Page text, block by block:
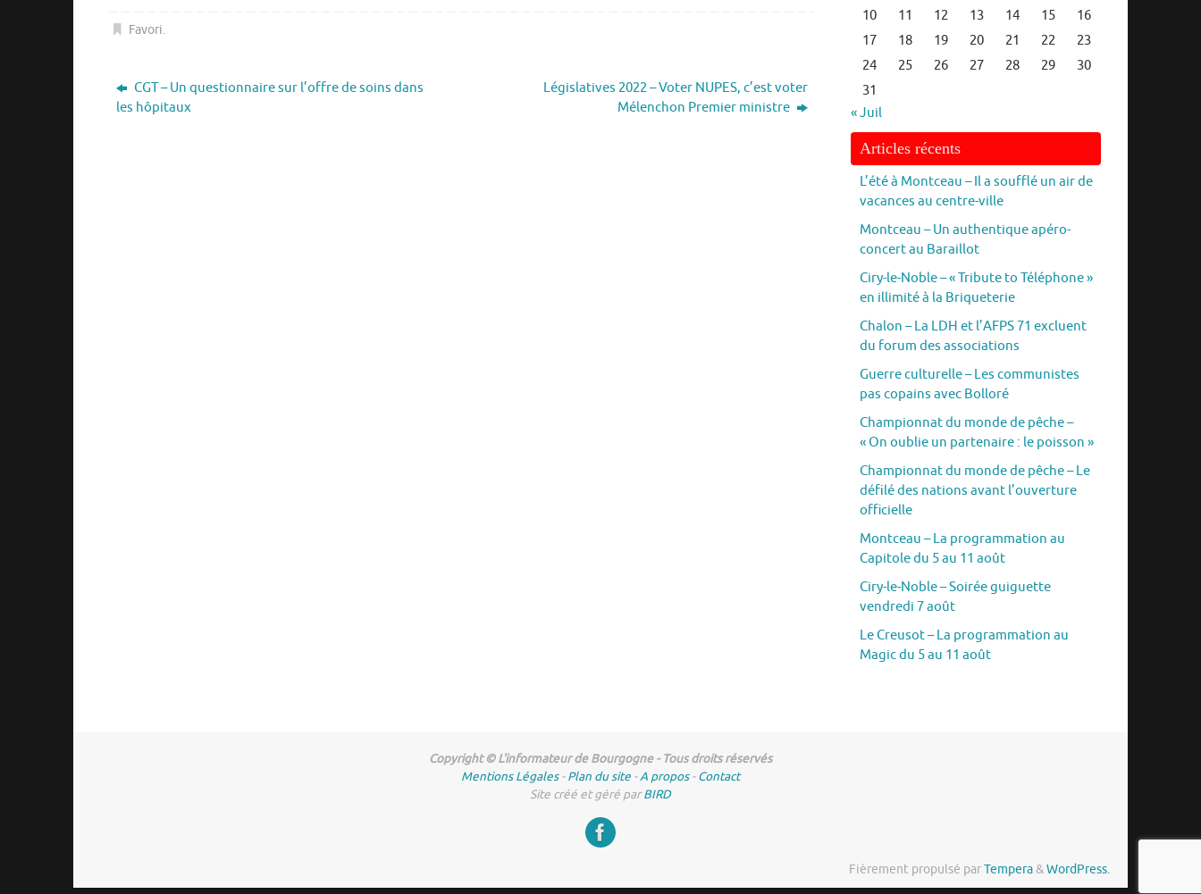
Favori.
CGT – Un questionnaire sur l’offre de soins dans
les hôpitaux
Législatives 2022 – Voter NUPES, c’est voter
Mélenchon Premier ministre
10
11 12 13 14 15
16
17
18 19 20 21 22
23
24
25 26 27 28 29
30
31
« Juil
Articles récents
L’été à Montceau – Il a soufflé un air de
vacances au centre-ville
Montceau – Un authentique apéro-
concert au Baraillot
Ciry-le-Noble – « Tribute to Téléphone »
en illimité à la Briqueterie
Chalon – La LDH et l’AFPS 71 excluent
du forum des associations
Guerre culturelle – Les communistes
pas copains avec Bolloré
Championnat du monde de pêche –
« On oublie un partenaire : le poisson »
Championnat du monde de pêche – Le
défilé des nations avant l’ouverture
officielle
Montceau – La programmation au
Capitole du 5 au 11 août
Ciry-le-Noble – Soirée guiguette
vendredi 7 août
Le Creusot – La programmation au
Magic du 5 au 11 août
Copyright © L'informateur de Bourgogne - Tous droits réservés
Mentions Légales-Plan du site -A propos-Contact
Site créé et géré parBIRD
Fièrement propulsé parTempera&WordPress.